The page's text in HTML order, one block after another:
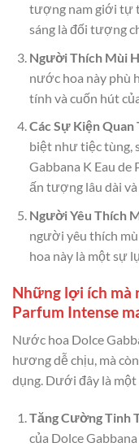
tượng nam giới tự
sáng là đối tượng
Người Thích Mùi
nước hoa này phù
tính và cuốn hút
Các Sự Kiện Quan
biệt như tiệc tùng,
Gabbana K Eau
ấn tượng lâu dài
Người Yêu Thích
người yêu thích
hoa này là một sự
Những lợi ích mà
Parfum Intense
Nước hoa Dolce
hương dễ chịu, mà
dụng. Dưới đây là
Tăng Cường Tinh
của Dolce